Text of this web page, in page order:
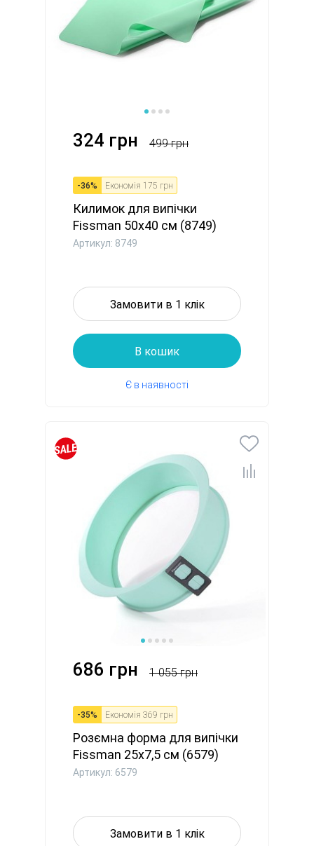
324 грн 499 грн
-36% Економія 175 грн
Килимок для випічки
Fissman 50x40 см (8749)
Артикул: 8749
Замовити в 1 клік
В кошик
Є в наявності
686 грн 1 055 грн
-35% Економія 369 грн
Розємна форма для випічки
Fissman 25x7,5 см (6579)
Артикул: 6579
Замовити в 1 клік